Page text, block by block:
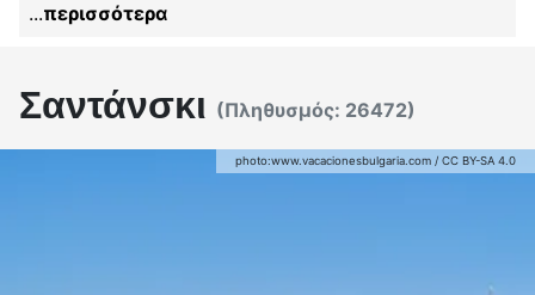
...περισσότερα
Σαντάνσκι (Πληθυσμός: 26472)
photo:www.vacacionesbulgaria.com / CC BY-SA 4.0